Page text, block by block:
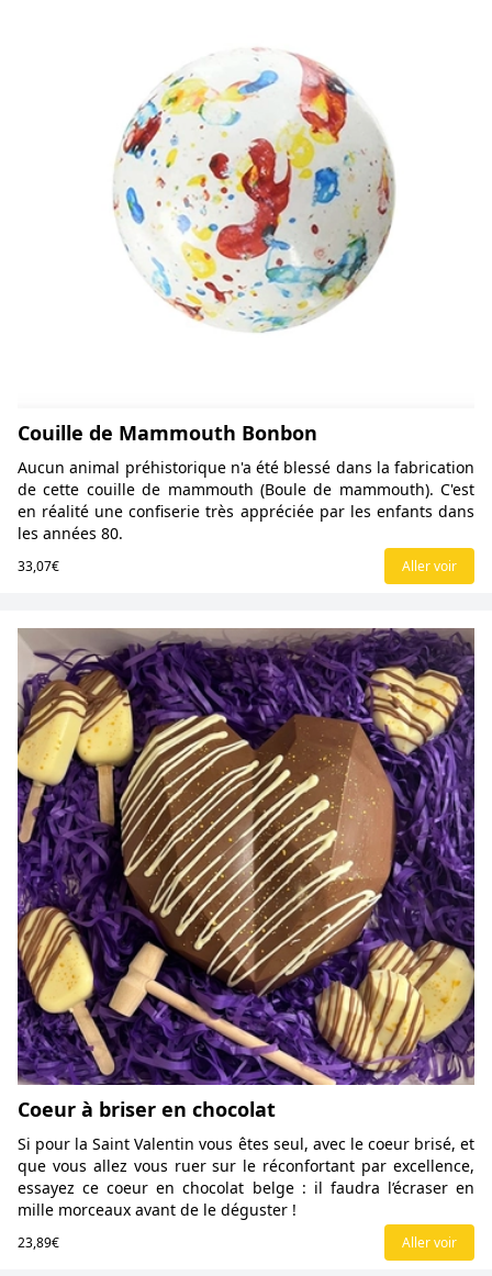
Couille de Mammouth Bonbon
Aucun animal préhistorique n'a été blessé dans la fabrication
de cette couille de mammouth (Boule de mammouth). C'est
en réalité une confiserie très appréciée par les enfants dans
les années 80.
33,07€ Aller voir
Coeur à briser en chocolat
Si pour la Saint Valentin vous êtes seul, avec le coeur brisé, et
que vous allez vous ruer sur le réconfortant par excellence,
essayez ce coeur en chocolat belge : il faudra l’écraser en
mille morceaux avant de le déguster !
23,89€ Aller voir